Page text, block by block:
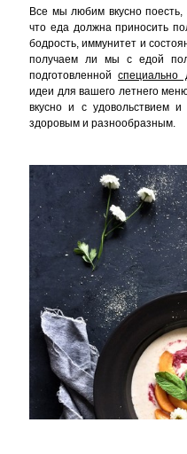
Все мы любим вкусно
что еда должна приносить
бодрость, иммунитет и
получаем ли мы с едой
подготовленной специально
идеи для вашего летнего
вкусно и с удовольствием
здоровым и разнообразным.